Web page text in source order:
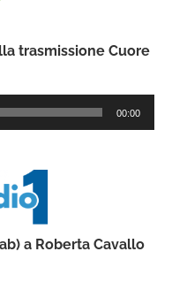
trasmissione Cuore
00:00
a Roberta Cavallo